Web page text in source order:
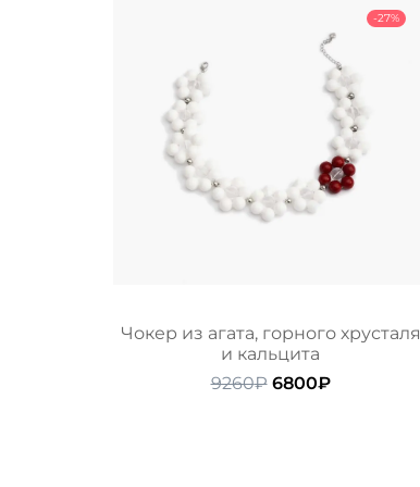
-27%
Чокер из агата, горного хрусталя
и кальцита
9260₽ Первоначальная
6800₽Текущая